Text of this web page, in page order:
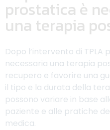
prostatica è
una terapia
Dopo l’intervento di TPLA
necessaria una terapia
recupero e favorire una
il tipo e la durata della
possono variare in base
paziente e alle pratiche
medica.